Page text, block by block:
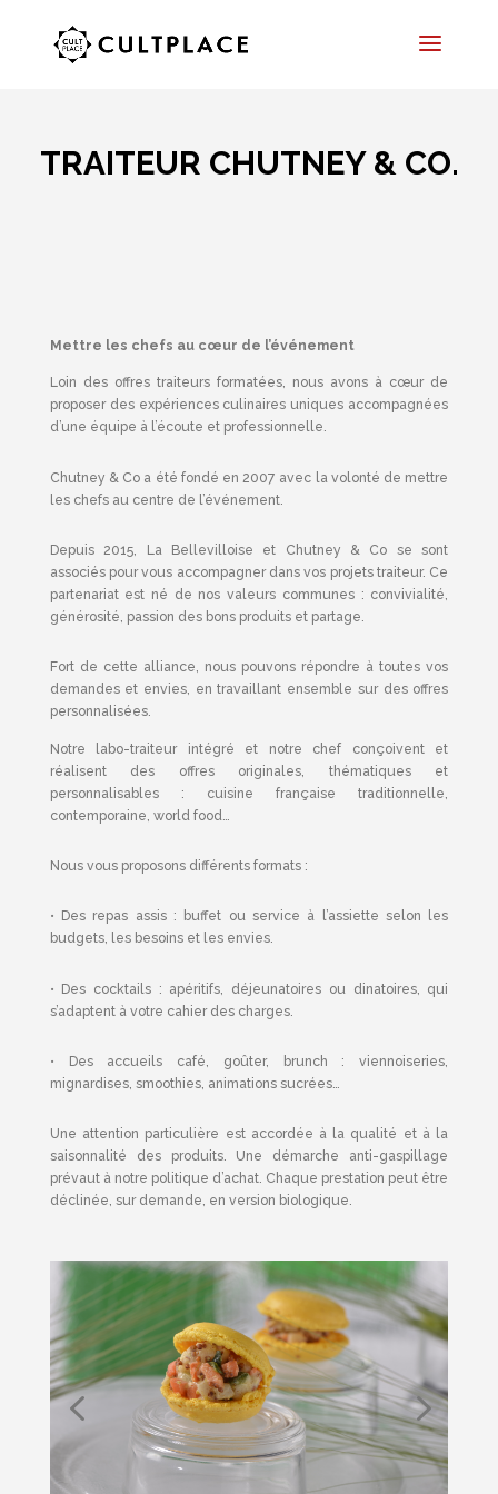
TRAITEUR CHUTNEY & CO.
Mettre les chefs au cœur de l’événement
Loin des offres traiteurs formatées, nous avons à cœur de
proposer des expériences culinaires uniques accompagnées
d’une équipe à l’écoute et professionnelle.
Chutney & Co a été fondé en 2007 avec la volonté de mettre
les chefs au centre de l’événement.
Depuis 2015, La Bellevilloise et Chutney & Co se sont
associés pour vous accompagner dans vos projets traiteur. Ce
partenariat est né de nos valeurs communes : convivialité,
générosité, passion des bons produits et partage.
Fort de cette alliance, nous pouvons répondre à toutes vos
demandes et envies, en travaillant ensemble sur des offres
personnalisées.
Notre labo-traiteur intégré et notre chef conçoivent et
réalisent des offres originales, thématiques et
personnalisables : cuisine française traditionnelle,
contemporaine, world food…
Nous vous proposons différents formats :
• Des repas assis : buffet ou service à l’assiette selon les
budgets, les besoins et les envies.
• Des cocktails : apéritifs, déjeunatoires ou dinatoires, qui
s’adaptent à votre cahier des charges.
• Des accueils café, goûter, brunch : viennoiseries,
mignardises, smoothies, animations sucrées…
Une attention particulière est accordée à la qualité et à la
saisonnalité des produits. Une démarche anti-gaspillage
prévaut à notre politique d’achat. Chaque prestation peut être
déclinée, sur demande, en version biologique.